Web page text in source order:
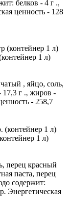
белков - 4 г .,
ценность - 128
1 л)
, яйцо, соль,
17,3 г ., жиров -
- 258,7
1 л)
перец красный
паста, перец
содержит:
Энергетическая